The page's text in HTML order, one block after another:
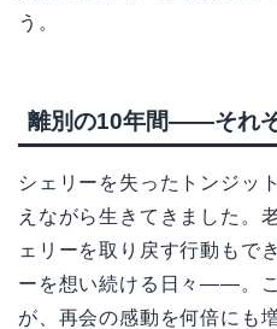
う。
離別の10年間——それ
シェリーを失ったトンジッ
えながら生きてきました。
ェリーを取り戻す行動もで
ーを想い続ける日々——。
が、再会の感動を何倍にも